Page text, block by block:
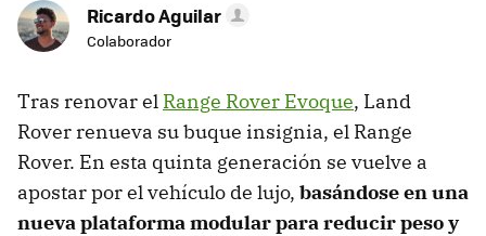
Ricardo Aguilar
Colaborador
Tras renovar el Range Rover Evoque, Land
Rover renueva su buque insignia, el Range
Rover. En esta quinta generación se vuelve a
apostar por el vehículo de lujo, basándose en una
nueva plataforma modular para reducir peso y